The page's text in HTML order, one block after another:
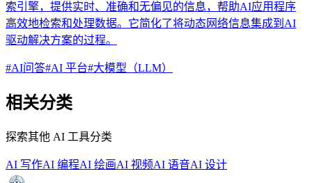
索引擎，提供实时、准确和无偏见的信息，帮助AI应用程序
高效地检索和处理数据。它简化了将动态网络信息集成到AI
驱动解决方案的过程。
#AI问答#AI 平台#大模型（LLM）
相关分类
探索其他 AI 工具分类
AI 写作AI 编程AI 绘画AI 视频AI 语音AI 设计